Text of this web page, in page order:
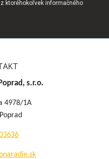
ktoréhokoľvek informačného
s.r.o.
4978/1A